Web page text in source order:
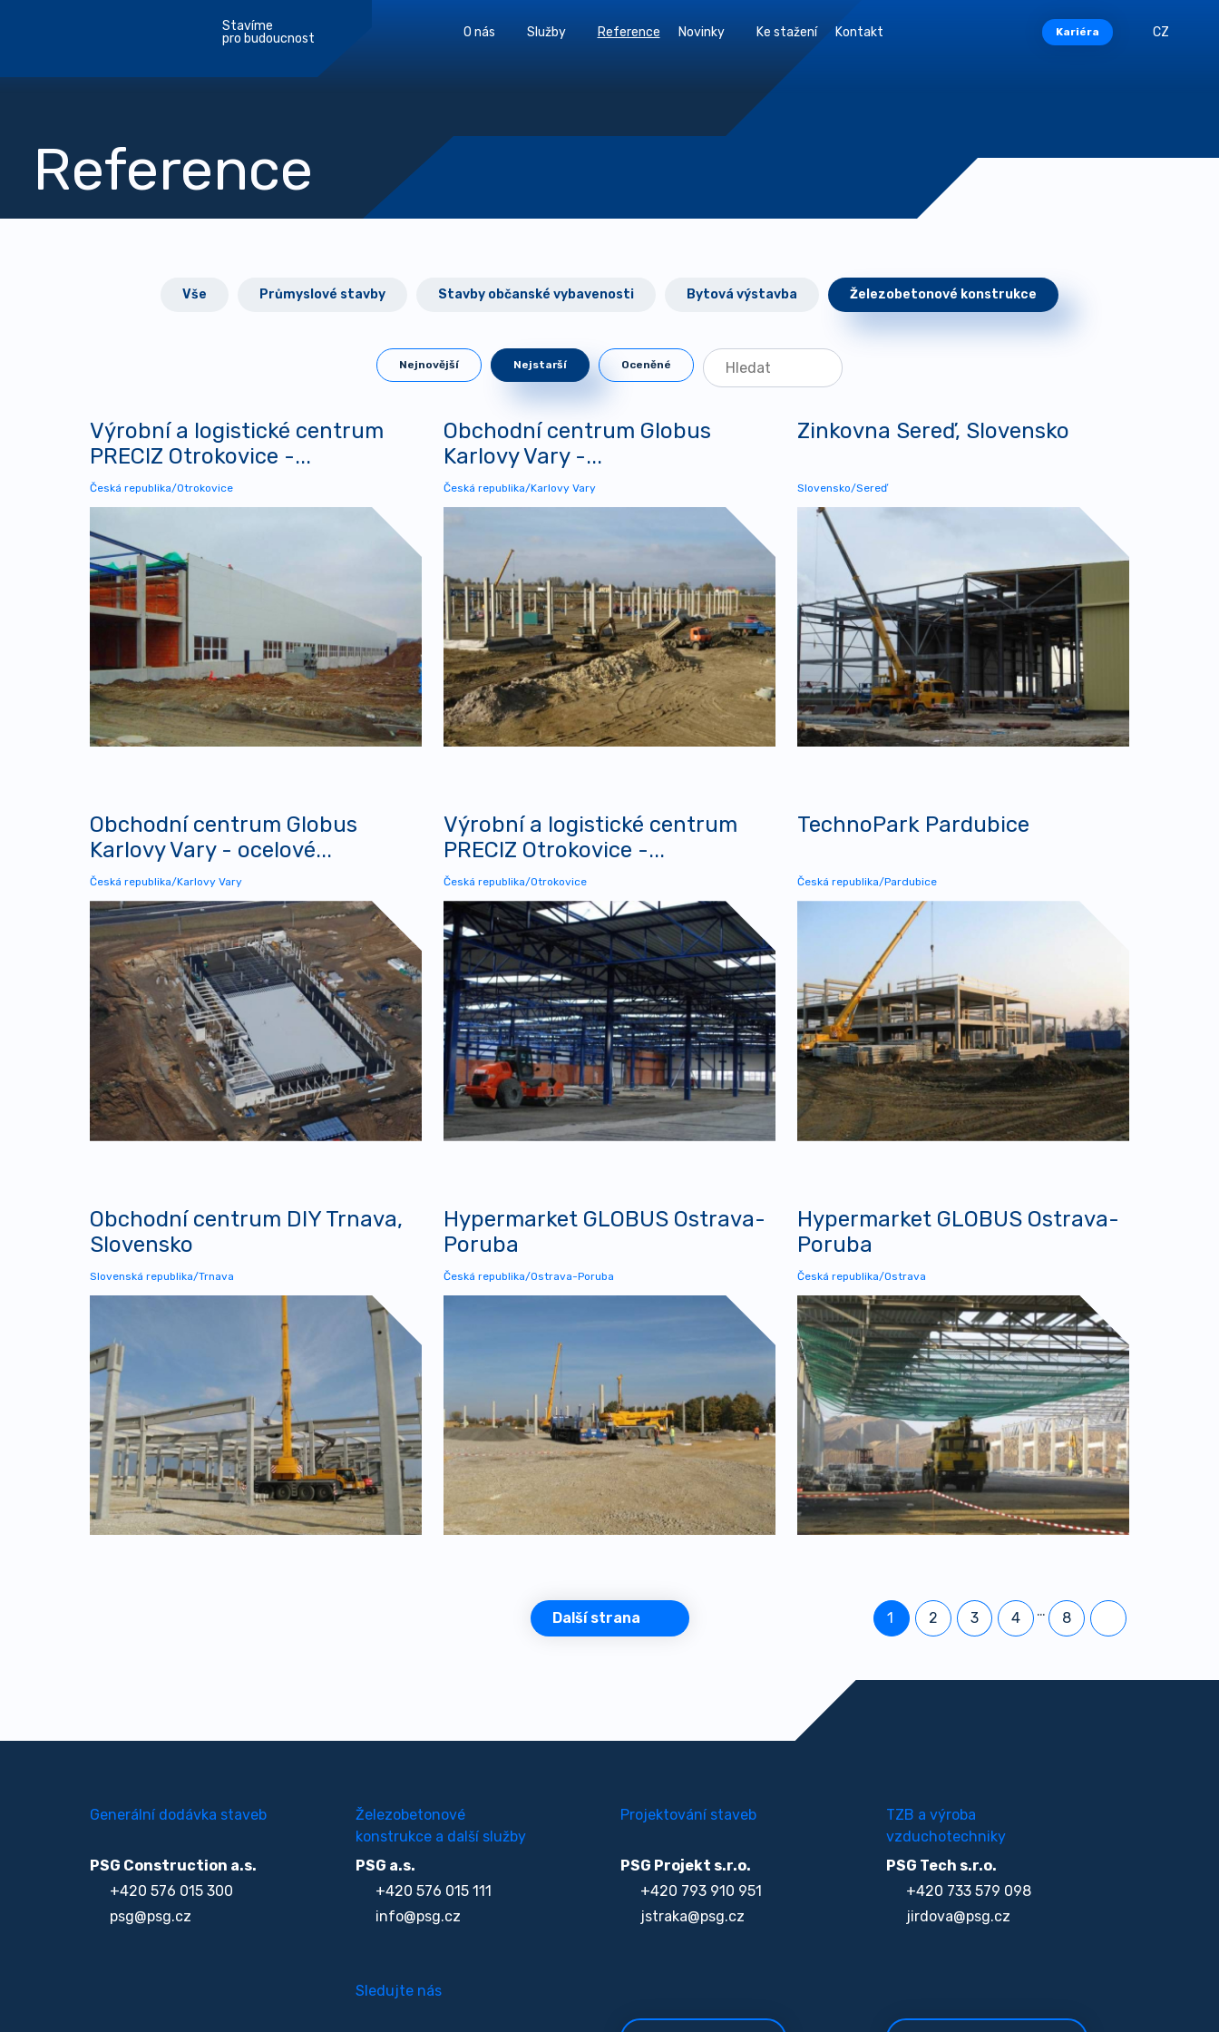
Stavíme
pro budoucnost
O nás Služby Reference Novinky Ke stažení Kontakt Kariéra CZ
Reference
Vše Průmyslové stavby Stavby občanské vybavenosti Bytová výstavba Železobetonové konstrukce
Nejnovější Nejstarší Oceněné
Výrobní a logistické centrum
PRECIZ Otrokovice -...
Česká republika/Otrokovice
Obchodní centrum Globus
Karlovy Vary -...
Česká republika/Karlovy Vary
Zinkovna Sereď, Slovensko
Slovensko/Sereď
Obchodní centrum Globus
Karlovy Vary - ocelové...
Česká republika/Karlovy Vary
Výrobní a logistické centrum
PRECIZ Otrokovice -...
Česká republika/Otrokovice
TechnoPark Pardubice
Česká republika/Pardubice
Obchodní centrum DIY Trnava,
Slovensko
Slovenská republika/Trnava
Hypermarket GLOBUS Ostrava-
Poruba
Česká republika/Ostrava-Poruba
Hypermarket GLOBUS Ostrava-
Poruba
Česká republika/Ostrava
Další strana 1 2 3 4 … 8
Generální dodávka staveb
PSG Construction a.s.
+420 576 015 300
psg@psg.cz
Železobetonové
konstrukce a další služby
PSG a.s.
+420 576 015 111
info@psg.cz
Projektování staveb
PSG Projekt s.r.o.
+420 793 910 951
jstraka@psg.cz
TZB a výroba
vzduchotechniky
PSG Tech s.r.o.
+420 733 579 098
jirdova@psg.cz
Sledujte nás